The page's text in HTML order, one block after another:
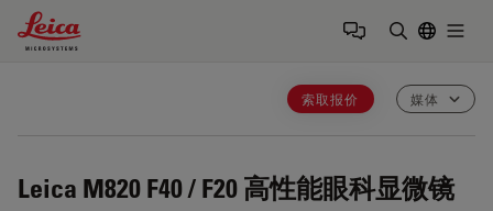
Leica Microsystems Logo
索取报价 媒体
Leica M820 F40 / F20 高性能眼科显微镜